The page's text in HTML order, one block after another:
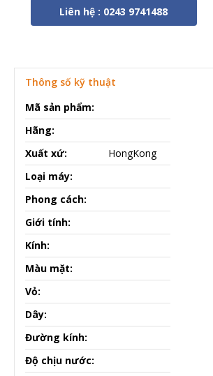
Liên hệ : 0243 9741488
Thông số kỹ thuật
Mã sản phẩm:
Hãng:
Xuất xứ:
HongKong
Loại máy:
Phong cách:
Giới tính:
Kính:
Màu mặt:
Vỏ:
Dây:
Đường kính:
Độ chịu nước: